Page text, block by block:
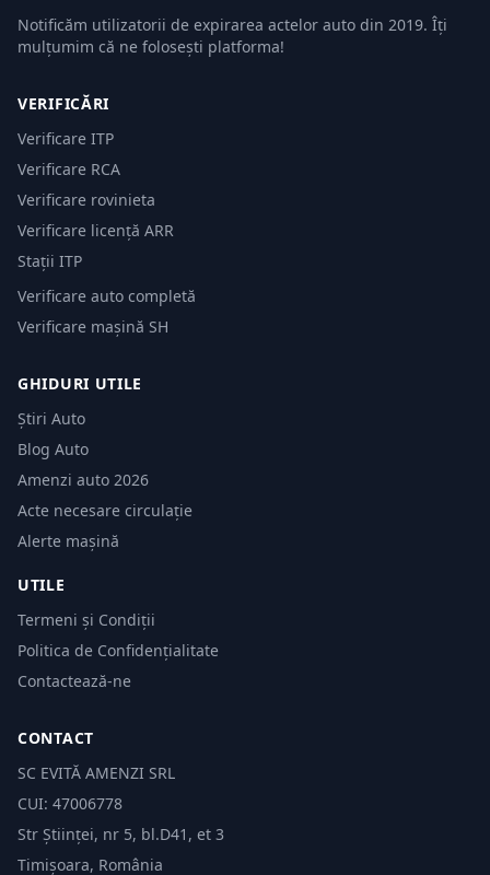
Notificăm utilizatorii de expirarea actelor auto din 2019. Îți
mulțumim că ne folosești platforma!
VERIFICĂRI
Verificare ITP
Verificare RCA
Verificare rovinieta
Verificare licență ARR
Stații ITP
Verificare auto completă
Verificare mașină SH
GHIDURI UTILE
Știri Auto
Blog Auto
Amenzi auto 2026
Acte necesare circulație
Alerte mașină
UTILE
Termeni și Condiții
Politica de Confidențialitate
Contactează-ne
CONTACT
SC EVITĂ AMENZI SRL
CUI: 47006778
Str Științei, nr 5, bl.D41, et 3
Timișoara, România